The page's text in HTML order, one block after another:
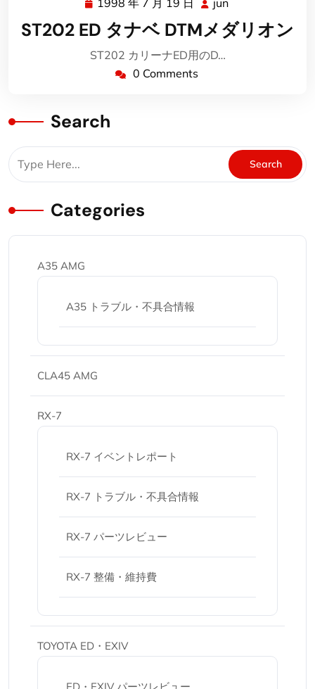
1998 年 7 月 19 日
1998
年
7
月
19
jun
ST202 ED タナベ DTMメダリオン
ST202 カリーナED用のD…
0 Comments
Search
Categories
A35 AMG
A35 トラブル・不具合情報
CLA45 AMG
RX-7
RX-7 イベントレポート
RX-7 トラブル・不具合情報
RX-7 パーツレビュー
RX-7 整備・維持費
TOYOTA ED・EXIV